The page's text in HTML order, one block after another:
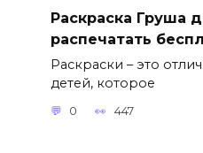
Раскраска Груша
распечатать
Раскраски – это
детей, которое
0 447